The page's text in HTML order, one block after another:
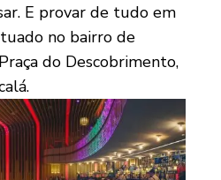
E provar de tudo em
no bairro de
do Descobrimento,